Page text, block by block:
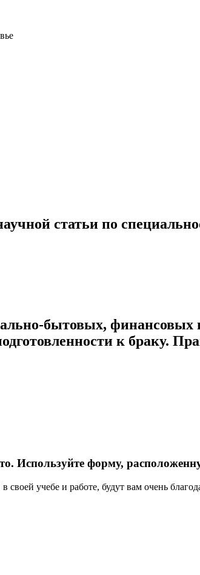
статьи по
бытовых,
к браку.
Используйте форму,
учебе и работе, будут вам очень